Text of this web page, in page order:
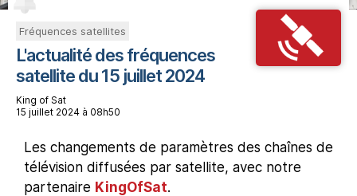
Fréquences satellites
L'actualité des fréquences
satellite du 15 juillet 2024
King of Sat
15 juillet 2024 à 08h50
Les changements de paramètres des chaînes de
télévision diffusées par satellite, avec notre
partenaire KingOfSat.